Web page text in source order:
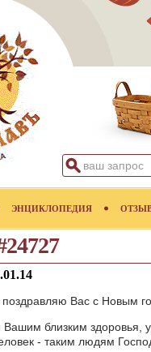
ЭНЦИКЛОПЕДИЯ
Вас с Новым
близким здоровья,
- таким людям